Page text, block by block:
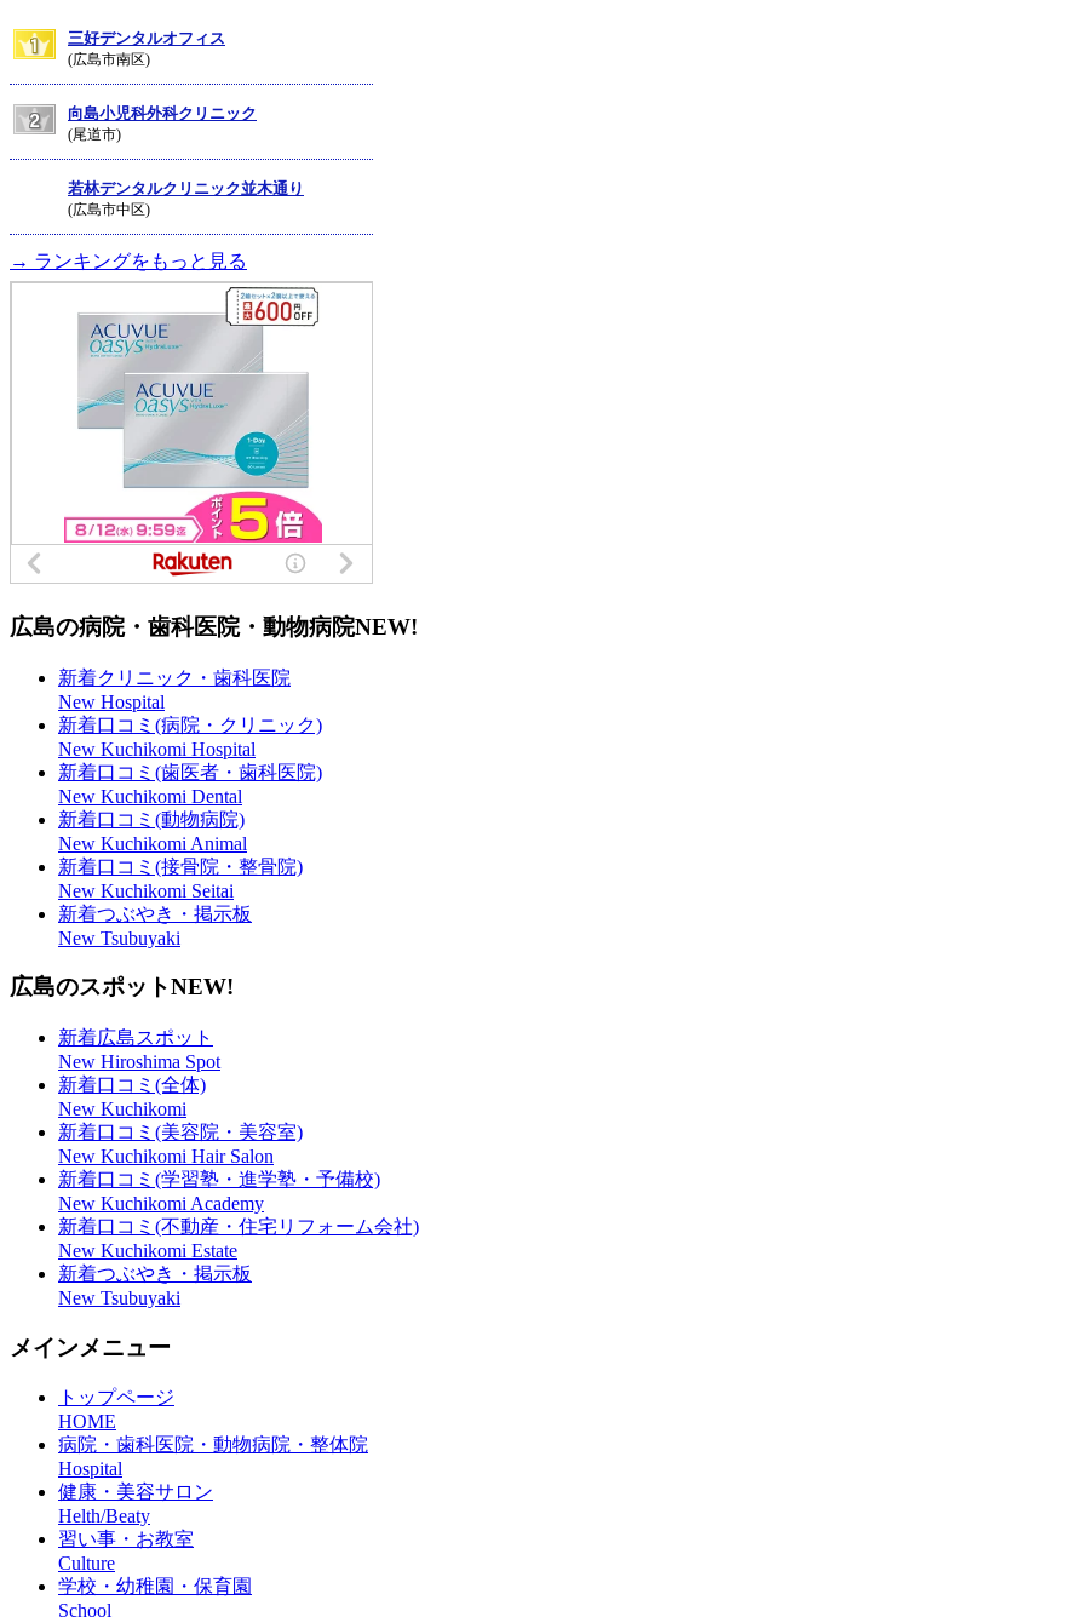
三好デンタルオフィス
(広島市南区)
向島小児科外科クリニック
(尾道市)
若林デンタルクリニック並木通り
(広島市中区)
→ ランキングをもっと見る
広島の病院・歯科医院・動物病院NEW!
新着クリニック・歯科医院
New Hospital
新着口コミ(病院・クリニック)
New Kuchikomi Hospital
新着口コミ(歯医者・歯科医院)
New Kuchikomi Dental
新着口コミ(動物病院)
New Kuchikomi Animal
新着口コミ(接骨院・整骨院)
New Kuchikomi Seitai
新着つぶやき・掲示板
New Tsubuyaki
広島のスポットNEW!
新着広島スポット
New Hiroshima Spot
新着口コミ(全体)
New Kuchikomi
新着口コミ(美容院・美容室)
New Kuchikomi Hair Salon
新着口コミ(学習塾・進学塾・予備校)
New Kuchikomi Academy
新着口コミ(不動産・住宅リフォーム会社)
New Kuchikomi Estate
新着つぶやき・掲示板
New Tsubuyaki
メインメニュー
トップページ
HOME
病院・歯科医院・動物病院・整体院
Hospital
健康・美容サロン
Helth/Beaty
習い事・お教室
Culture
学校・幼稚園・保育園
School